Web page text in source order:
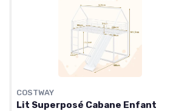
COSTWAY
Lit Superposé Cabane Enfant